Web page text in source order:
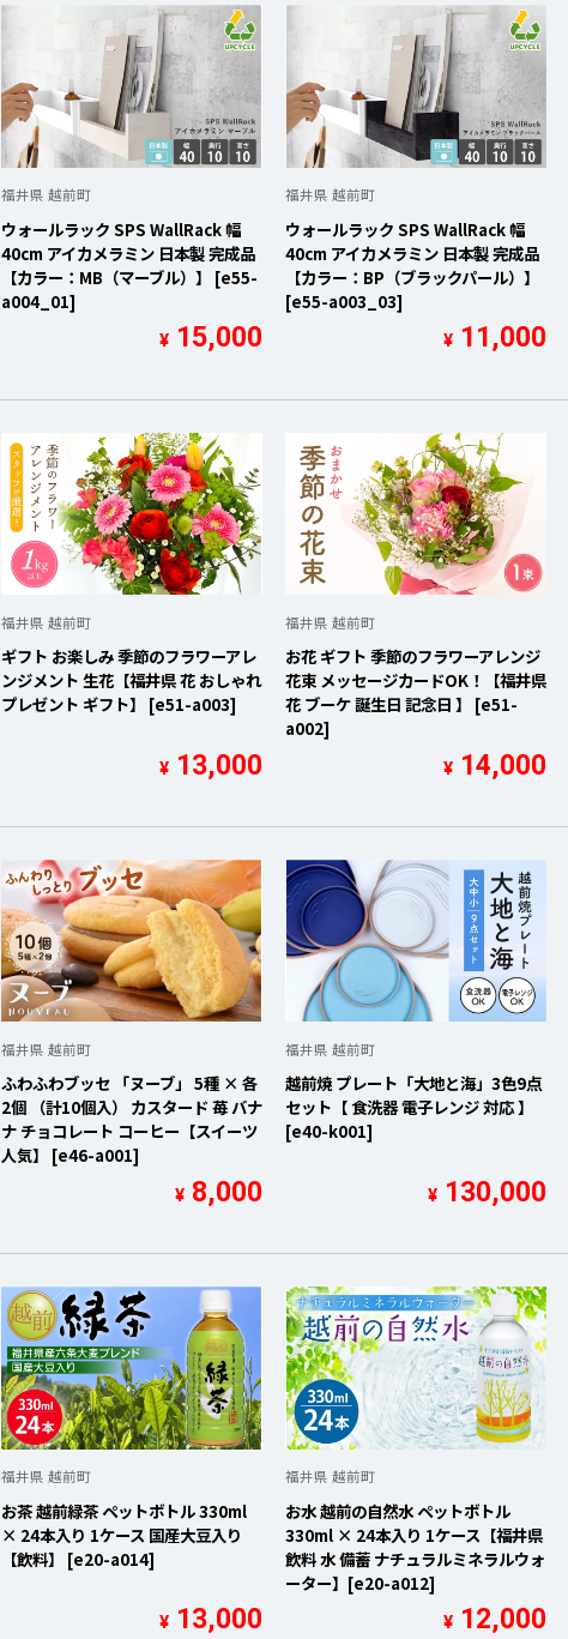
福井県 越前町
ウォールラック SPS WallRack 幅
40cm アイカメラミン 日本製 完成品
【カラー：MB（マーブル）】 [e55-
a004_01]
¥15,000
福井県 越前町
ウォールラック SPS WallRack 幅
40cm アイカメラミン 日本製 完成品
【カラー：BP（ブラックパール）】
[e55-a003_03]
¥ 11,000
福井県 越前町
ギフト お楽しみ 季節のフラワーアレ
ンジメント 生花【福井県 花 おしゃれ
プレゼント ギフト】 [e51-a003]
¥13,000
福井県 越前町
お花 ギフト 季節のフラワーアレンジ
花束 メッセージカードOK！【福井県
花 ブーケ 誕生日 記念日 】 [e51-
a002]
¥ 14,000
福井県 越前町
ふわふわブッセ 「ヌーブ」 5種 × 各
2個 （計10個入） カスタード 苺 バナ
ナ チョコレート コーヒー【スイーツ
人気】 [e46-a001]
¥8,000
福井県 越前町
越前焼 プレート「大地と海」3色9点
セット【 食洗器 電子レンジ 対応 】
[e40-k001]
¥ 130,000
福井県 越前町
お茶 越前緑茶 ペットボトル 330ml
× 24本入り 1ケース 国産大豆入り
【飲料】 [e20-a014]
¥13,000
福井県 越前町
お水 越前の自然水 ペットボトル
330ml × 24本入り 1ケース【福井県
飲料 水 備蓄 ナチュラルミネラルウォ
ーター】[e20-a012]
¥ 12,000